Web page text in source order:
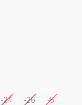
-24 -26 -5